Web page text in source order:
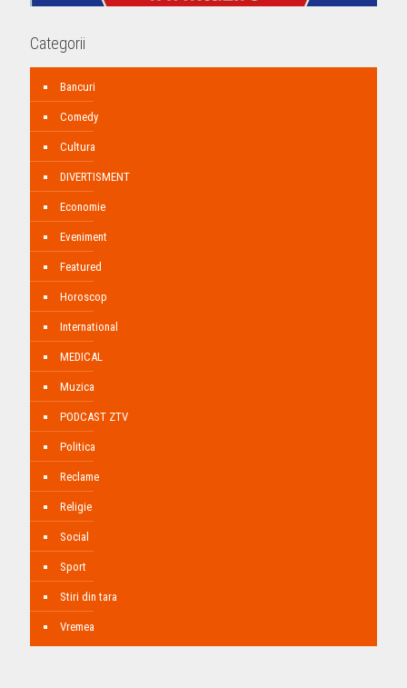
Categorii
Bancuri
Comedy
Cultura
DIVERTISMENT
Economie
Eveniment
Featured
Horoscop
International
MEDICAL
Muzica
PODCAST ZTV
Politica
Reclame
Religie
Social
Sport
Stiri din tara
Vremea